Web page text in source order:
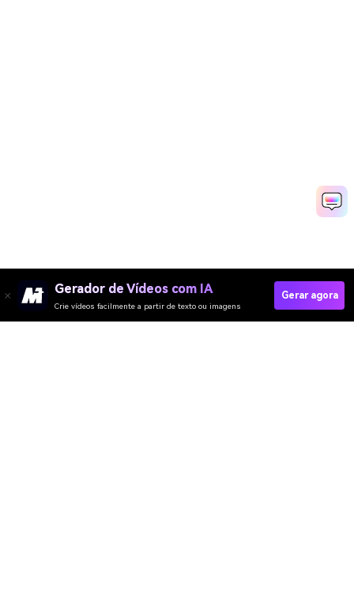
Gerador de Vídeos com IA
Crie vídeos facilmente a partir de texto ou imagens
Gerar agora